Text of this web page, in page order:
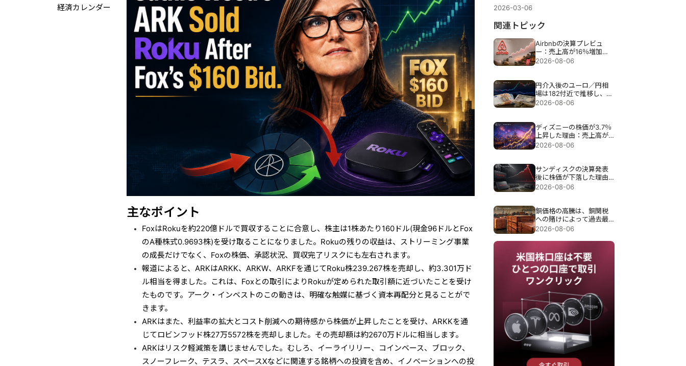
経済カレンダー
主なポイント
FoxはRokuを約220億ドルで買収することに合意し、株主は1株あたり160ドル(現金96ドルとFox
のA種株式0.9693株)を受け取ることになりました。Rokuの残りの収益は、ストリーミング事業
の成長だけでなく、Foxの株価、承認状況、買収完了リスクにも左右されます。
報道によると、ARKはARKK、ARKW、ARKFを通じてRoku株239.267株を売却し、約3.301万ド
ル相当を得ました。これは、Foxとの取引によりRokuが定められた取引額に近づいたことを受け
たものです。アーク・インベストのこの動きは、明確な触媒に基づく資本再配分と見ることがで
きます。
ARKはまた、利益率の拡大とコスト削減への期待感から株価が上昇したことを受け、ARKKを通
じてロビンフッド株27万5572株を売却しました。その売却額は約2670万ドルに相当します。
ARKはリスク軽減策を講じませんでした。むしろ、イーライリリー、コインベース、ブロック、
スノーフレーク、テスラ、スペースXなどに関連する銘柄への投資を含め、イノベーションへの投
2026-03-06
関連トピック
Airbnbの決算プレビュ
ー：売上高が16％増加し
ても、Airbnbの株価が下
2026-08-06
円介入後のユーロ／円相
場は182付近で推移し、円
介入が試される。
2026-08-06
ディズニーの株価が3.7％
上昇した理由：売上高が
予想を下回ったにもかか
2026-08-06
サンディスクの決算発表
後に株価が下落した理由
は、過去最高の89億7000
とだ。
2026-08-06
銅価格の高騰は、銅関税
への賭けによって過去最
高の6,703ドルまで押し上
2026-08-06